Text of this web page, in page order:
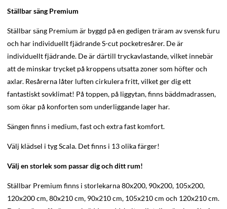
Ställbar säng Premium
Ställbar säng Premium är byggd på en gedigen träram av svensk furu
och har individuellt fjädrande S-cut pocketresårer. De är
individuellt fjädrande. De är därtill tryckavlastande, vilket innebär
att de minskar trycket på kroppens utsatta zoner som höfter och
axlar. Resårerna låter luften cirkulera fritt, vilket ger dig ett
fantastiskt sovklimat! På toppen, på liggytan, finns bäddmadrassen,
som ökar på konforten som underliggande lager har.
Sängen finns i medium, fast och extra fast komfort.
Välj klädsel i tyg Scala. Det finns i 13 olika färger!
Välj en storlek som passar dig och ditt rum!
Ställbar Premium finns i storlekarna 80x200, 90x200, 105x200,
120x200 cm, 80x210 cm, 90x210 cm, 105x210 cm och 120x210 cm.